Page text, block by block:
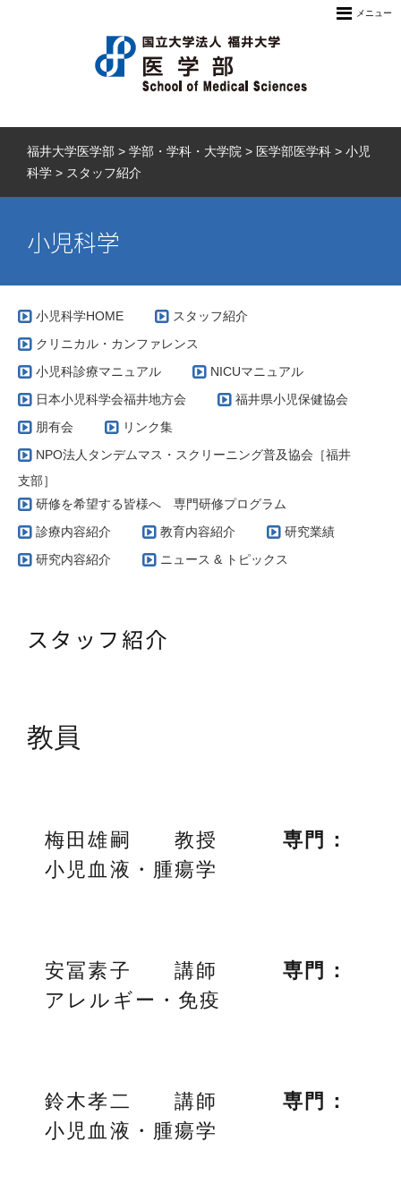
メニュー
福井大学医学部 > 学部・学科・大学院 > 医学部医学科 > 小児
科学 > スタッフ紹介
小児科学
小児科学HOME
スタッフ紹介
クリニカル・カンファレンス
小児科診療マニュアル
NICUマニュアル
日本小児科学会福井地方会
福井県小児保健協会
朋有会
リンク集
NPO法人タンデムマス・スクリーニング普及協会［福井
支部］
研修を希望する皆様へ 専門研修プログラム
診療内容紹介
教育内容紹介
研究業績
研究内容紹介
ニュース & トピックス
スタッフ紹介
教員
梅田雄嗣 教授専門：
小児血液・腫瘍学
安冨素子 講師専門：
アレルギー・免疫
鈴木孝二 講師専門：
小児血液・腫瘍学